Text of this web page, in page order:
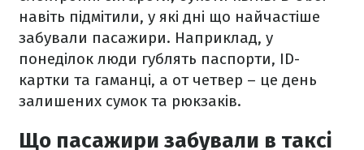
навіть підмітили, у які дні що найчастіше
забували пасажири. Наприклад, у
понеділок люди гублять паспорти, ID-
картки та гаманці, а от четвер – це день
залишених сумок та рюкзаків.
Що пасажири забували в таксі